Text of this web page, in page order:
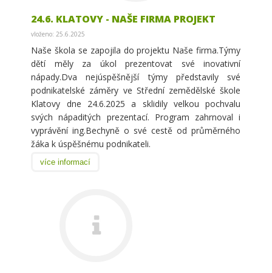
24.6. KLATOVY - NAŠE FIRMA PROJEKT
vloženo: 25.6.2025
Naše škola se zapojila do projektu Naše firma.Týmy
dětí měly za úkol prezentovat své inovativní
nápady.Dva nejúspěšnější týmy představily své
podnikatelské záměry ve Střední zemědělské škole
Klatovy dne 24.6.2025 a sklidily velkou pochvalu
svých nápaditých prezentací. Program zahrnoval i
vyprávění ing.Bechyně o své cestě od průměrného
žáka k úspěšnému podnikateli.
více informací